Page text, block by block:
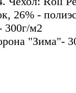
26% -
300г/м2
"Зима"-